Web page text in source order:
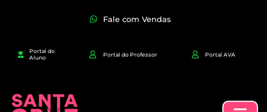
Fale com Vendas
Portal do
Aluno
Portal do Professor Portal AVA